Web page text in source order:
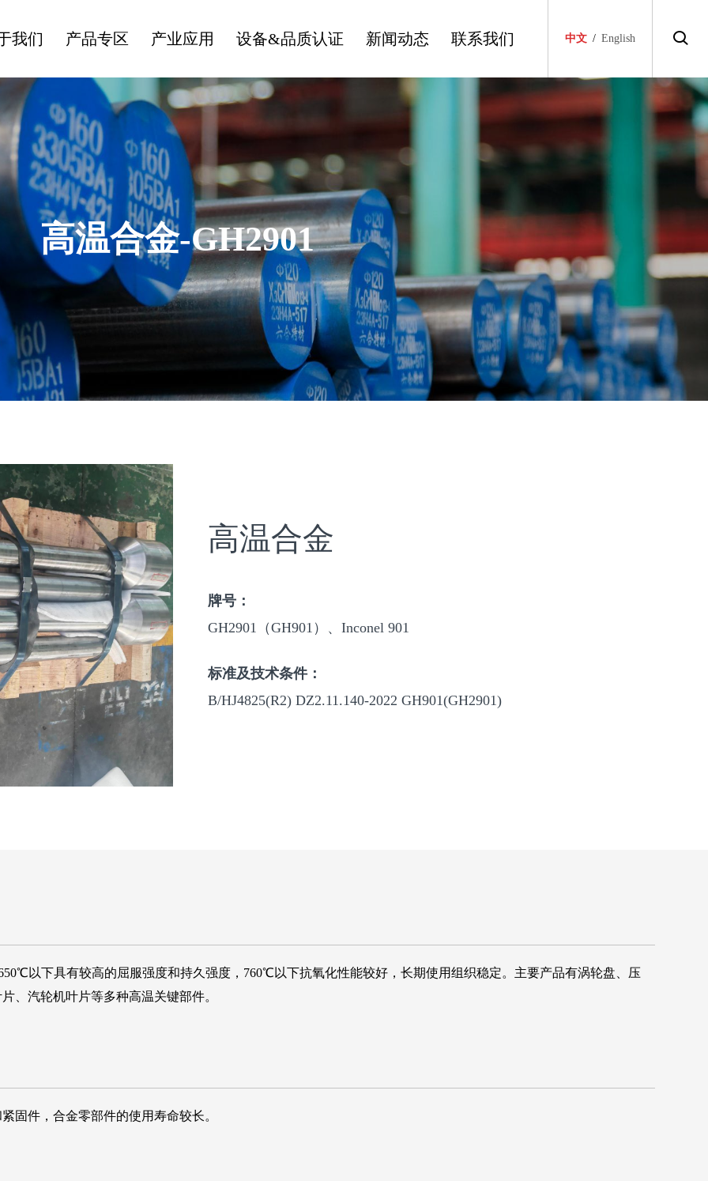
中文 / English
我们 产品专区 产业应用 设备&品质认证 新闻动态 联系我们
高温合金-GH2901
高温合金
牌号：
GH2901（GH901）、Inconel 901
标准及技术条件：
B/HJ4825(R2) DZ2.11.140-2022 GH901(GH2901)
以下具有较高的屈服强度和持久强度，760℃以下抗氧化性能较好，长期使用组织稳定。主要产品有涡轮盘、压
、汽轮机叶片等多种高温关键部件。
固件，合金零部件的使用寿命较长。